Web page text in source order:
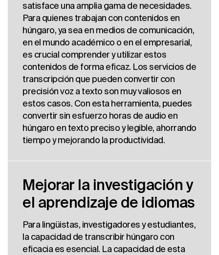
satisface una amplia gama de necesidades.
Para quienes trabajan con contenidos en
húngaro, ya sea en medios de comunicación,
en el mundo académico o en el empresarial,
es crucial comprender y utilizar estos
contenidos de forma eficaz. Los servicios de
transcripción que pueden convertir con
precisión voz a texto son muy valiosos en
estos casos. Con esta herramienta, puedes
convertir sin esfuerzo horas de audio en
húngaro en texto preciso y legible, ahorrando
tiempo y mejorando la productividad.
Mejorar la investigación y
el aprendizaje de idiomas
Para lingüistas, investigadores y estudiantes,
la capacidad de transcribir húngaro con
eficacia es esencial. La capacidad de esta